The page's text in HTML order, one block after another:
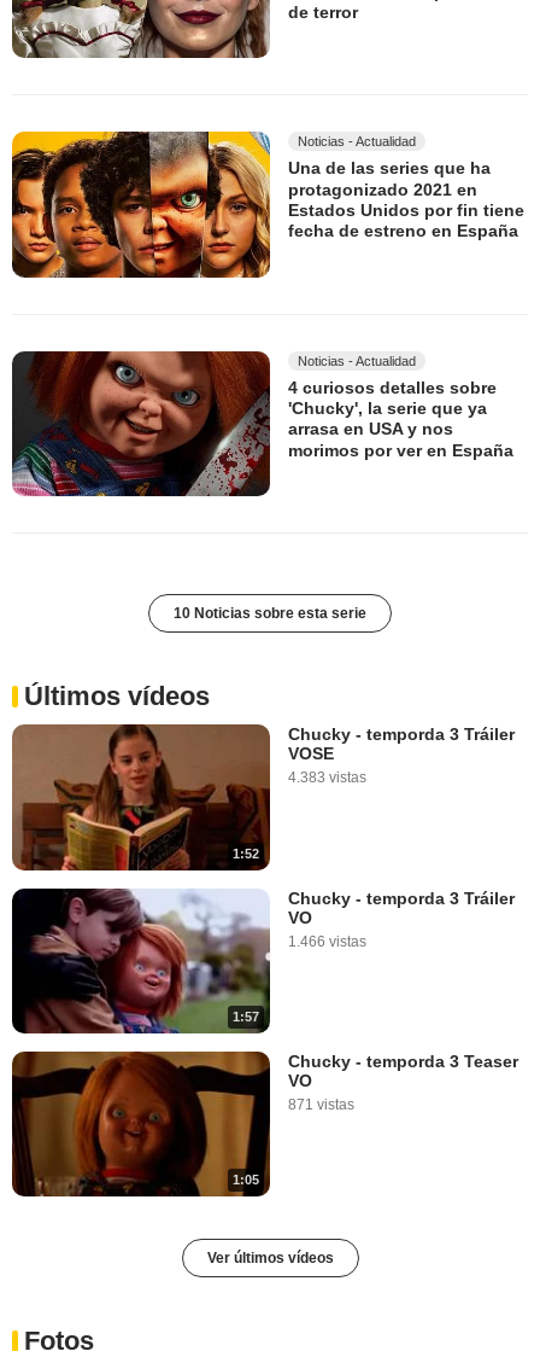
de terror
Noticias - Actualidad
Una de las series que ha
protagonizado 2021 en
Estados Unidos por fin tiene
fecha de estreno en España
Noticias - Actualidad
4 curiosos detalles sobre
'Chucky', la serie que ya
arrasa en USA y nos
morimos por ver en España
10 Noticias sobre esta serie
Últimos vídeos
1:52
Chucky - temporda 3 Tráiler
VOSE
4.383 vistas
1:57
Chucky - temporda 3 Tráiler
VO
1.466 vistas
1:05
Chucky - temporda 3 Teaser
VO
871 vistas
Ver últimos vídeos
Fotos